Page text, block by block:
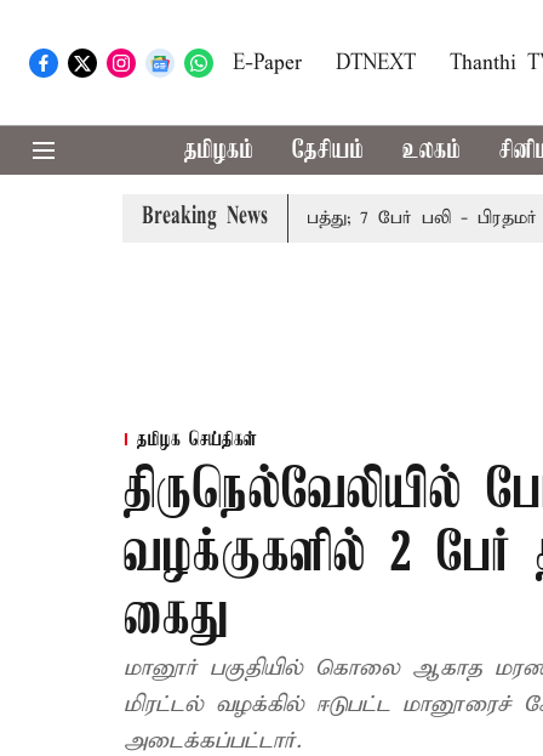
E-Paper DTNEXT Thanthi
தமிழகம் தேசியம் உலகம்
Breaking News
இமாச்சலத்தில் பேருந்து விபத்து; 7 பேர் பலி - பிரதமர்
தமிழக செய்திகள்
வழக்குகளில் 2 பேர்
கைது
மானூர் பகுதியில் கொலை ஆகாத
மிரட்டல் வழக்கில் ஈடுபட்ட மானூரைச்
அடைக்கப்பட்டார்.